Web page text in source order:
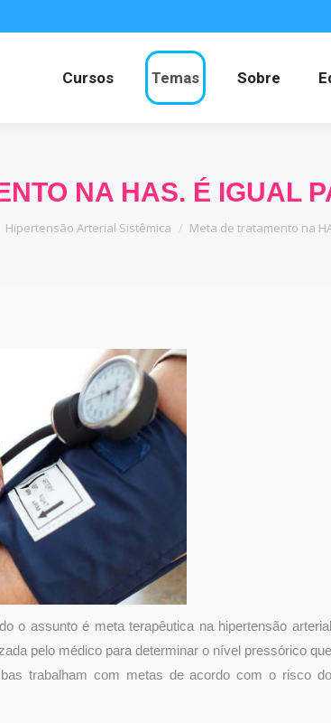
Cursos Temas Sobre
NA HAS. É IGUAL
Hipertensão Arterial Sistêmica Meta de tratamento na
o assunto é meta terapêutica na hipertensão arterial
pelo médico para determinar o nível pressórico que
trabalham com metas de acordo com o risco do